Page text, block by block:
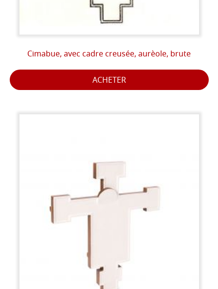
Cimabue, avec cadre creusée, aurèole, brute
ACHETER